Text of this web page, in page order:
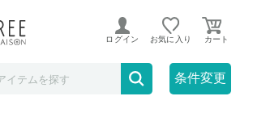
しております。
ログイン お気に入り
条件変更
示 セール対象のみ